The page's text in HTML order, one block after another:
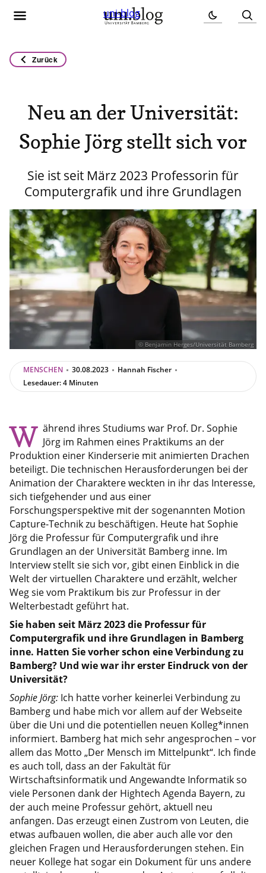
uni-blog
Zurück
Neu an der Universität:
Sophie Jörg stellt sich vor
Sie ist seit März 2023 Professorin für
Computergrafik und ihre Grundlagen
© Benjamin Herges/Universität Bamberg
MENSCHEN 30.08.2023
Hannah Fischer
Lesedauer: 4 Minuten
W ährend ihres Studiums war Prof. Dr. Sophie
Jörg im Rahmen eines Praktikums an der
Produktion einer Kinderserie mit animierten Drachen
beteiligt. Die technischen Herausforderungen bei der
Animation der Charaktere weckten in ihr das Interesse,
sich tiefgehender und aus einer
Forschungsperspektive mit der sogenannten Motion
Capture-Technik zu beschäftigen. Heute hat Sophie
Jörg die Professur für Computergrafik und ihre
Grundlagen an der Universität Bamberg inne. Im
Interview stellt sie sich vor, gibt einen Einblick in die
Welt der virtuellen Charaktere und erzählt, welcher
Weg sie vom Praktikum bis zur Professur in der
Welterbestadt geführt hat.
Sie haben seit März 2023 die Professur für
Computergrafik und ihre Grundlagen in Bamberg
inne. Hatten Sie vorher schon eine Verbindung zu
Bamberg? Und wie war ihr erster Eindruck von der
Universität?
Sophie Jörg:Ich hatte vorher keinerlei Verbindung zu
Bamberg und habe mich vor allem auf der Webseite
über die Uni und die potentiellen neuen Kolleg*innen
informiert. Bamberg hat mich sehr angesprochen – vor
allem das Motto „Der Mensch im Mittelpunkt“. Ich finde
es auch toll, dass an der Fakultät für
Wirtschaftsinformatik und Angewandte Informatik so
viele Personen dank der Hightech Agenda Bayern, zu
der auch meine Professur gehört, aktuell neu
anfangen. Das erzeugt einen Zustrom von Leuten, die
etwas aufbauen wollen, die aber auch alle vor den
gleichen Fragen und Herausforderungen stehen. Ein
neuer Kollege hat sogar ein Dokument für uns andere